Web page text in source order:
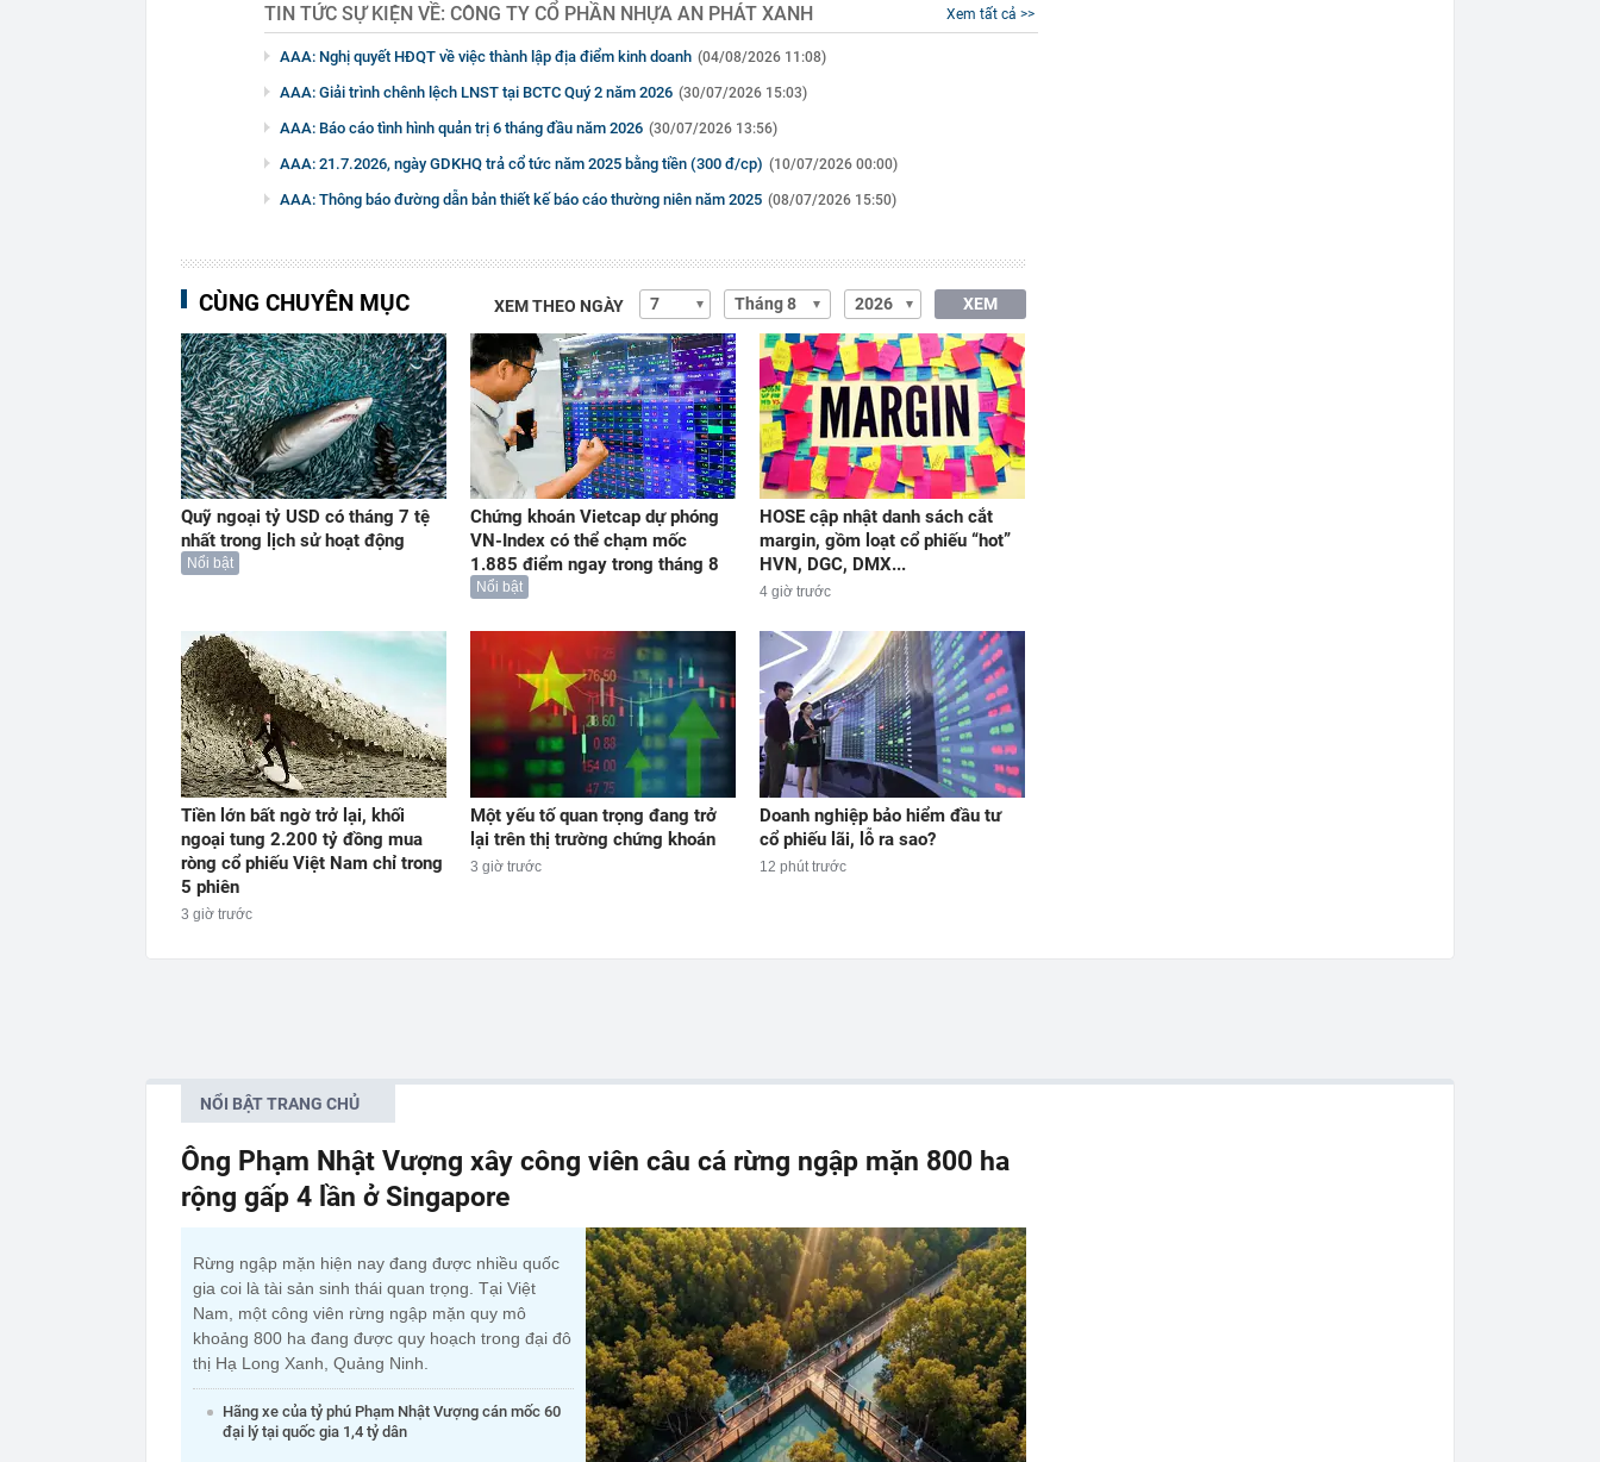
TIN TỨC SỰ KIỆN VỀ: CÔNG TY CỔ PHẦN NHỰA AN PHÁT XANH Xem tất cả >>
AAA: Nghị quyết HĐQT về việc thành lập địa điểm kinh doanh (04/08/2026 11:08)
AAA: Giải trình chênh lệch LNST tại BCTC Quý 2 năm 2026 (30/07/2026 15:03)
AAA: Báo cáo tình hình quản trị 6 tháng đầu năm 2026 (30/07/2026 13:56)
AAA: 21.7.2026, ngày GDKHQ trả cổ tức năm 2025 bằng tiền (300 đ/cp) (10/07/2026 00:00)
AAA: Thông báo đường dẫn bản thiết kế báo cáo thường niên năm 2025 (08/07/2026 15:50)
CÙNG CHUYÊN MỤC XEM THEO NGÀY XEM
Quỹ ngoại tỷ USD có tháng 7 tệ
nhất trong lịch sử hoạt động
Nổi bật
Chứng khoán Vietcap dự phóng
VN-Index có thể chạm mốc
1.885 điểm ngay trong tháng 8
Nổi bật
HOSE cập nhật danh sách cắt
margin, gồm loạt cổ phiếu “hot”
HVN, DGC, DMX...
4 giờ trước
Tiền lớn bất ngờ trở lại, khối
ngoại tung 2.200 tỷ đồng mua
ròng cổ phiếu Việt Nam chỉ trong
5 phiên
3 giờ trước
Một yếu tố quan trọng đang trở
lại trên thị trường chứng khoán
3 giờ trước
Doanh nghiệp bảo hiểm đầu tư
cổ phiếu lãi, lỗ ra sao?
12 phút trước
NỔI BẬT TRANG CHỦ
Ông Phạm Nhật Vượng xây công viên câu cá rừng ngập mặn 800 ha
rộng gấp 4 lần ở Singapore
Rừng ngập mặn hiện nay đang được nhiều quốc
gia coi là tài sản sinh thái quan trọng. Tại Việt
Nam, một công viên rừng ngập mặn quy mô
khoảng 800 ha đang được quy hoạch trong đại đô
thị Hạ Long Xanh, Quảng Ninh.
Hãng xe của tỷ phú Phạm Nhật Vượng cán mốc 60
đại lý tại quốc gia 1,4 tỷ dân